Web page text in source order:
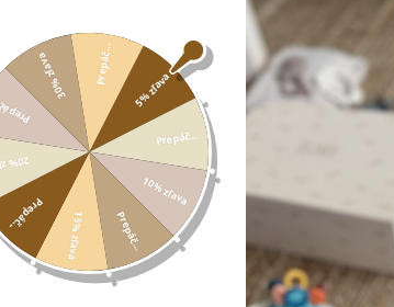
5% zľava
Prepáč...
10% zľava
Prepáč...
15% zľava
Prepáč...
zľava
30% zľava Prepáč...